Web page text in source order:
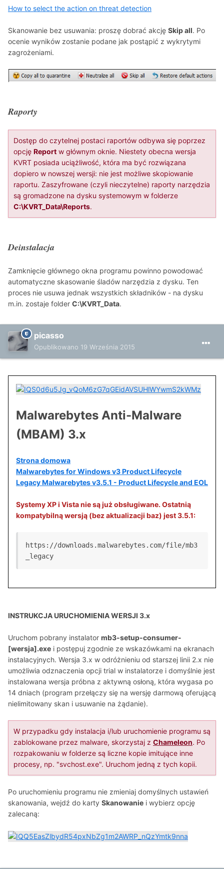
How to select the action on threat detection
Skanowanie bez usuwania: proszę dobrać akcję Skip all. Po
ocenie wyników zostanie podane jak postąpić z wykrytymi
zagrożeniami.
Raporty
Dostęp do czytelnej postaci raportów odbywa się poprzez
opcję Report w głównym oknie. Niestety obecna wersja
KVRT posiada uciążliwość, która ma być rozwiązana
dopiero w nowszej wersji: nie jest możliwe skopiowanie
raportu. Zaszyfrowane (czyli nieczytelne) raporty narzędzia
są gromadzone na dysku systemowym w folderze
C:\KVRT_Data\Reports.
Deinstalacja
Zamknięcie głównego okna programu powinno powodować
automatyczne skasowanie śladów narzędzia z dysku. Ten
proces nie usuwa jednak wszystkich składników - na dysku
m.in. zostaje folder C:\KVRT_Data.
picasso
Opublikowano 19 Września 2015
Malwarebytes Anti-Malware
(MBAM) 3.x
Strona domowa
Malwarebytes for Windows v3 Product Lifecycle
Legacy Malwarebytes v3.5.1 - Product Lifecycle and EOL
Systemy XP i Vista nie są już obsługiwane. Ostatnią
kompatybilną wersją (bez aktualizacji baz) jest 3.5.1:
https://downloads.malwarebytes.com/file/mb3
_legacy
INSTRUKCJA URUCHOMIENIA WERSJI 3.x
Uruchom pobrany instalator mb3-setup-consumer-
[wersja].exe i postępuj zgodnie ze wskazówkami na ekranach
instalacyjnych. Wersja 3.x w odróżnieniu od starszej linii 2.x nie
umożliwia odznaczenia opcji trial w instalatorze i domyślnie jest
instalowana wersja próbna z aktywną osłoną, która wygasa po
14 dniach (program przełączy się na wersję darmową oferującą
nielimitowany skan i usuwanie na żądanie).
W przypadku gdy instalacja i/lub uruchomienie programu są
zablokowane przez malware, skorzystaj z Chameleon. Po
rozpakowaniu w folderze są liczne kopie imitujące inne
procesy, np. "svchost.exe". Uruchom jedną z tych kopii.
Po uruchomieniu programu nie zmieniaj domyślnych ustawień
skanowania, wejdź do karty Skanowanie i wybierz opcję
zalecaną: